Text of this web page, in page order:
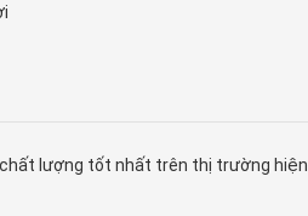
lượng tốt nhất trên thị trường hiện